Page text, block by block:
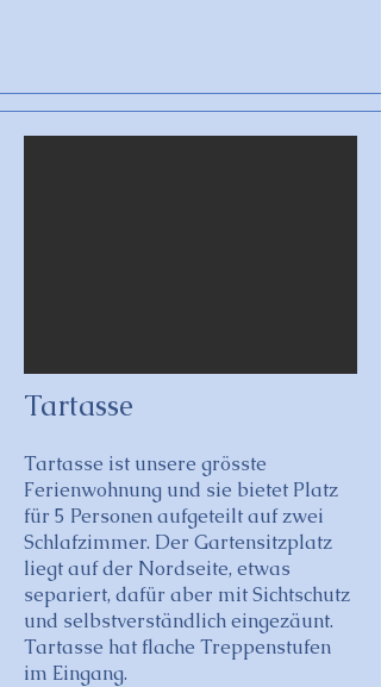
Tartasse
Tartasse ist unsere grösste
Ferienwohnung und sie bietet Platz
für 5 Personen aufgeteilt auf zwei
Schlafzimmer. Der Gartensitzplatz
liegt auf der Nordseite, etwas
separiert, dafür aber mit Sichtschutz
und selbstverständlich eingezäunt.
Tartasse hat flache Treppenstufen
im Eingang.